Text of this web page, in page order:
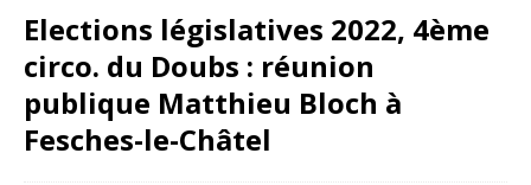
Elections législatives 2022, 4ème
circo. du Doubs : réunion
publique Matthieu Bloch à
Fesches-le-Châtel